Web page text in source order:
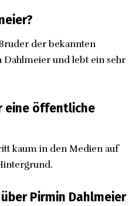
der bekannten
Dahlmeier und lebt ein sehr
eine öffentliche
kaum in den Medien auf
Pirmin Dahlmeier